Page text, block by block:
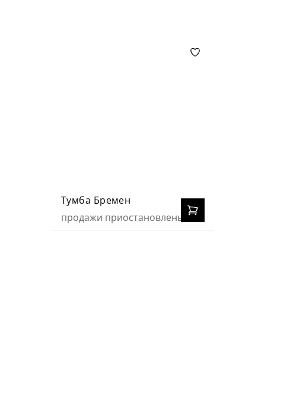
Тумба Бремен
продажи приостановлены